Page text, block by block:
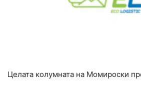
Целата колумната на Момироски